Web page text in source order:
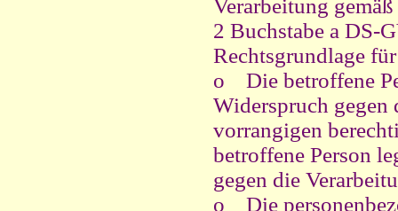
Verarbeitung
2 Buchstabe a DS-
Rechtsgrundlage
o
Die betroffene
Widerspruch gegen
vorrangigen
betroffene Person
gegen die
o
Die